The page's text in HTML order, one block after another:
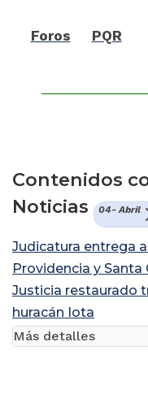
Foros PQR
Contenidos
Noticias
04- Abril
Judicatura entrega
Providencia y
Justicia restaurado
huracán Iota
Más detalles